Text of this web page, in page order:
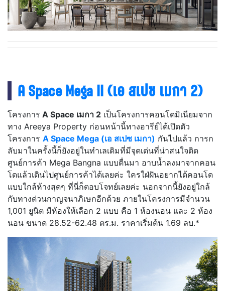
A Space Mega II (เอ สเปซ เมกา 2)
โครงการ A Space เมกา 2 เป็นโครงการคอนโดมิเนียมจาก
ทาง Areeya Property ก่อนหน้านี้ทางอารีย์ได้เปิดตัว
โครงการ A Space Mega (เอ สเปซ เมกา) กันไปแล้ว การก
ลับมาในครั้งนี้ก็ยังอยู่ในทำเลเดิมที่มีจุดเด่นที่น่าสนใจติด
ศูนย์การค้า Mega Bangna แบบตื่นมา อาบน้ำลงมาจากคอน
โดแล้วเดินไปศูนย์การค้าได้เลยค่ะ ใครใฝ่ฝันอยากได้คอนโด
แบบใกล้ห้างสุดๆ ที่นี่ก็ตอบโจทย์เลยค่ะ นอกจากนี้ยังอยู่ใกล้
กับทางด่วนกาญจนาภิเษกอีกด้วย ภายในโครงการมีจำนวน
1,001 ยูนิต มีห้องให้เลือก 2 แบบ คือ 1 ห้องนอน และ 2 ห้อง
นอน ขนาด 28.52-62.48 ตร.ม. ราคาเริ่มต้น 1.69 ลบ.*